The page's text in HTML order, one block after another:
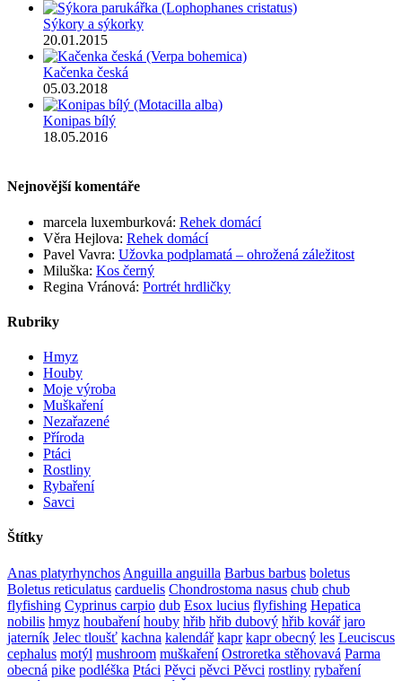
Sýkory a sýkorky
20.01.2015
Kačenka česká
05.03.2018
Konipas bílý
18.05.2016
Nejnovější komentáře
marcela luxemburková: Rehek domácí
Věra Hejlova: Rehek domácí
Pavel Vavra: Užovka podplamatá – ohrožená záležitost
Miluška: Kos černý
Regina Vránová: Portrét hrdličky
Rubriky
Hmyz
Houby
Moje výroba
Muškaření
Nezařazené
Příroda
Ptáci
Rostliny
Rybaření
Savci
Štítky
Anas platyrhynchos Anguilla anguilla Barbus barbus boletus
Boletus reticulatus carduelis Chondrostoma nasus chub chub
flyfishing Cyprinus carpio dub Esox lucius flyfishing Hepatica
nobilis hmyz houbaření houby hřib hřib dubový hřib kovář jaro
jaterník Jelec tloušť kachna kalendář kapr kapr obecný les Leuciscus
cephalus motýl mushroom muškaření Ostroretka stěhovavá Parma
obecná pike podléška Ptáci Pěvci pěvci Pěvci rostliny rybaření